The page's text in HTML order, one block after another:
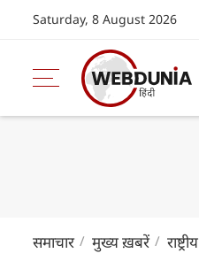
Saturday, 8 August 2026
समाचार मुख्य ख़बरें राष्ट्रीय